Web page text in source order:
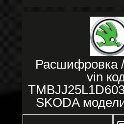
Расшифровка
vin
SKODA